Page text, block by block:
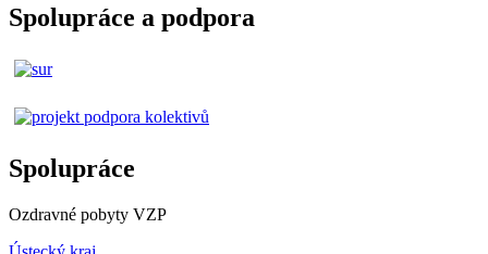
Spolupráce a podpora
Spolupráce
Ozdravné pobyty VZP